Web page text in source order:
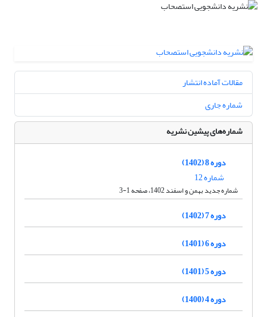
مقالات آماده انتشار
شماره جاری
شماره‌های پیشین نشریه
دوره 8 (1402)
شماره 12
شماره جدید بهمن و اسفند 1402، صفحه 1-3
دوره 7 (1402)
دوره 6 (1401)
دوره 5 (1401)
دوره 4 (1400)